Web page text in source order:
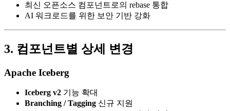
최신 오픈소스 컴포넌트로의 rebase 통합
AI 워크로드를 위한 보안 기반 강화
3. 컴포넌트별 상세 변경
Apache Iceberg
Iceberg v2 기능 확대
Branching / Tagging 신규 지원